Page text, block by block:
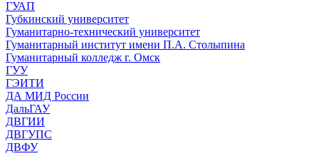
ГУАП
Губкинский университет
Гуманитарно-технический университет
Гуманитарный институт имени П.А. Столыпина
Гуманитарный колледж г. Омск
ГУУ
ГЭИТИ
ДА МИД России
ДальГАУ
ДВГИИ
ДВГУПС
ДВФУ